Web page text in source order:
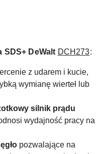
SDS+ DeWalt DCH273:
z udarem i kucie,
wymianę wierteł lub
silnik prądu
wydajność pracy na
pozwalające na